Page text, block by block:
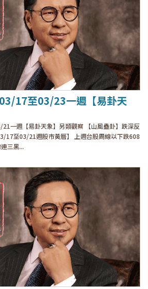
03/17至03/23一週【易卦天
21一週【易卦天象】另類觀察 【山風蠱卦】跌深反
17至03/21週股市黃曆】 上週台股周線以下跌608
三黑...